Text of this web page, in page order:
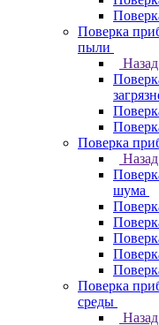
Поверка
пыли
Назад
Поверка
Назад
шума
Поверка
среды
Назад